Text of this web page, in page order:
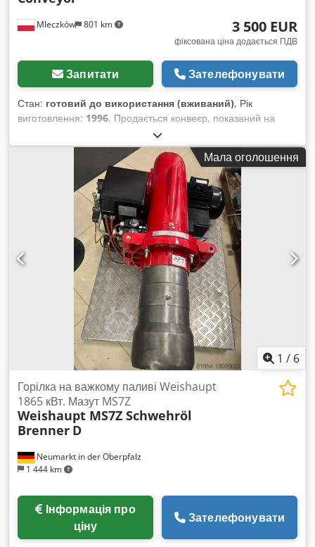
Mleczków 801 km 3 500 EUR
фіксована ціна додається ПДВ
Запитати Зателефонувати
Стан: готовий до використання (вживаний), Рік
виготовлення: 1996, Продається конвеєр, показаний на
фотографії. Запрошую до контакту. Dsdsvb Ilfspfx Afweck
Мала оголошення
1 / 6
Neumarkt in der Oberpfalz
1 444 km
Горілка на важкому паливі Weishaupt
1865 кВт. Мазут MS7Z
Weishaupt MS7Z Schwehröl
Brenner D
ціну
Зателефонувати